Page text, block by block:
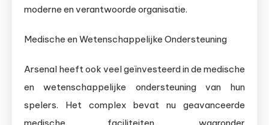
moderne en verantwoorde organisatie.
Medische en Wetenschappelijke Ondersteuning
Arsenal heeft ook veel geïnvesteerd in de medische
en wetenschappelijke ondersteuning van hun
spelers. Het complex bevat nu geavanceerde